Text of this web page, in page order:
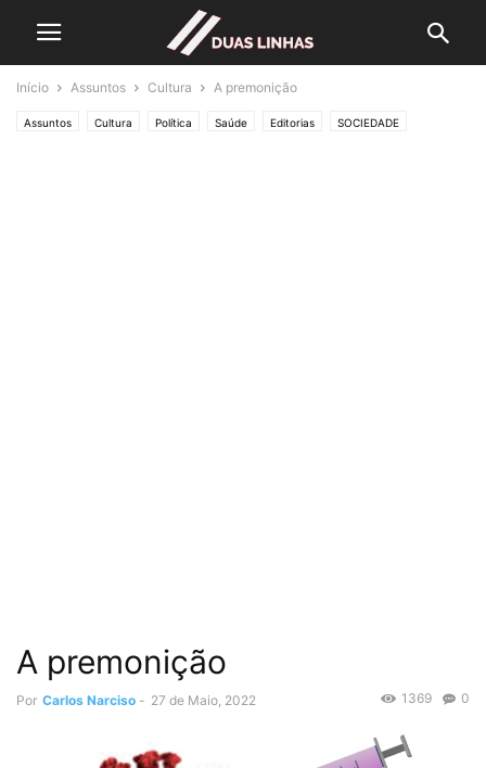
Início Assuntos Cultura A premonição
Assuntos Cultura Política Saúde Editorias SOCIEDADE
A premonição
Por Carlos Narciso - 27 de Maio, 2022 0
1369